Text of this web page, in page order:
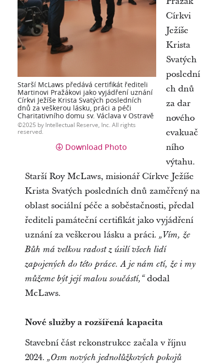
Starší McLaws předává certifikát řediteli
Martinovi Pražákovi jako vyjádření uznání
Církvi Ježíše Krista Svatých posledních
dnů za veškerou lásku, práci a péči
Charitativního domu sv. Václava v Ostravě
2025 by Intellectual Reserve, Inc. All rights
reserved.
Download Photo
Církvi
Ježíše
Krista
Svatých
poslední
ch dnů
za dar
nového
evakuač
ního
výtahu.
Starší Roy McLaws, misionář Církve Ježíše
Krista Svatých posledních dnů zaměřený na
oblast sociální péče a soběstačnosti, předal
řediteli památeční certifikát jako vyjádření
uznání za veškerou lásku a práci. „Vím, že
Bůh má velkou radost z úsilí všech lidí
zapojených do této práce. A je nám ctí, že i my
můžeme být její malou součástí,“dodal
McLaws.
Nové služby a rozšířená kapacita
Stavební část rekonstrukce začala v říjnu
2024. „Osm nových jednolůžkových pokojů